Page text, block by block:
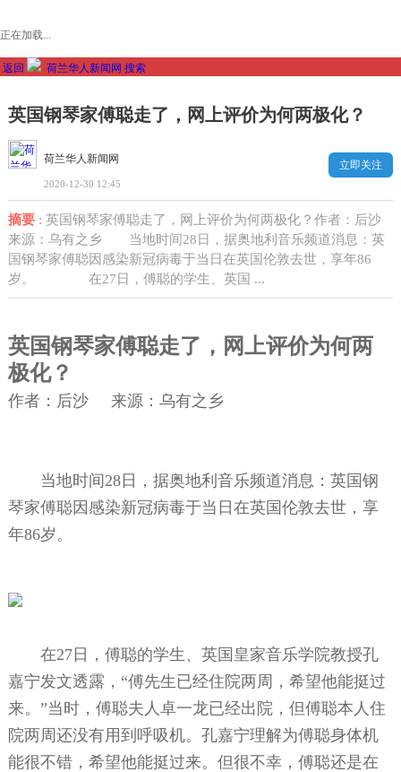
正在加载...
返回 荷兰华人新闻网 搜索
英国钢琴家傅聪走了，网上评价为何两极化？
荷兰华人新闻网
2020-12-30 12:45
立即关注
摘要: 英国钢琴家傅聪走了，网上评价为何两极化？作者：后沙
来源：乌有之乡 当地时间28日，据奥地利音乐频道消息：英
国钢琴家傅聪因感染新冠病毒于当日在英国伦敦去世，享年86
岁。 在27日，傅聪的学生、英国 ...
英国钢琴家傅聪走了，网上评价为何两
极化？
作者： 后沙 来源：乌有之乡
当地时间28日，据奥地利音乐频道消息：英国钢
琴家傅聪因感染新冠病毒于当日在英国伦敦去世，享
年86岁。
在27日，傅聪的学生、英国皇家音乐学院教授孔
嘉宁发文透露，“傅先生已经住院两周，希望他能挺过
来。”当时，傅聪夫人卓一龙已经出院，但傅聪本人住
院两周还没有用到呼吸机。孔嘉宁理解为傅聪身体机
能很不错，希望他能挺过来。但很不幸，傅聪还是在